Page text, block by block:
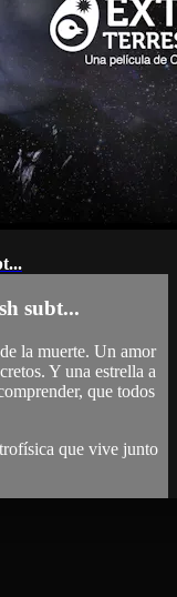
subt...
la muerte. Un amor
Y una estrella a
que todos
que vive junto